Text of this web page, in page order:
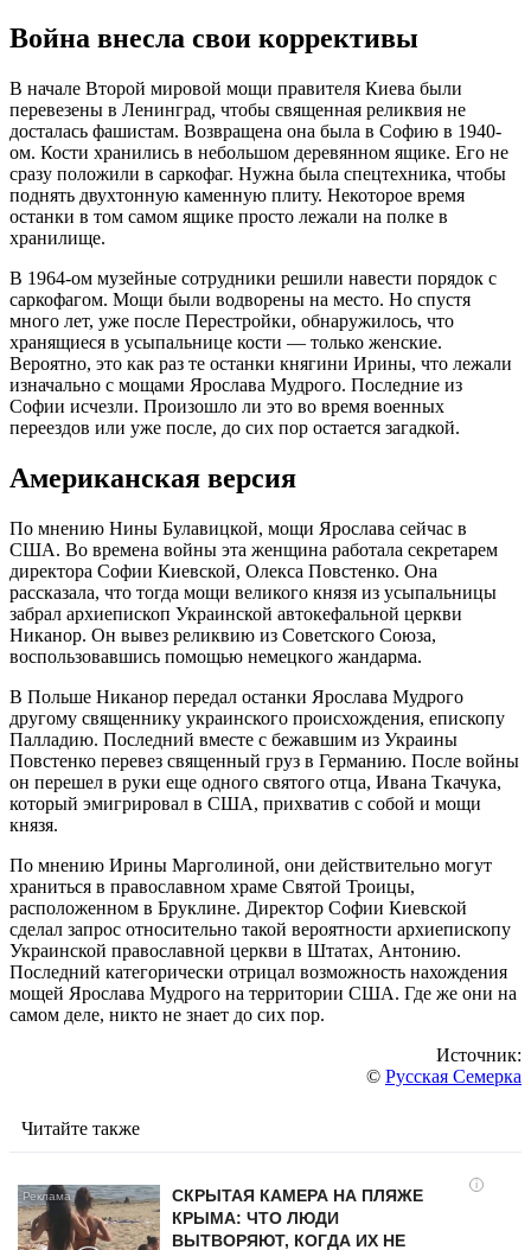
Война внесла свои коррективы
В начале Второй мировой мощи правителя Киева были
перевезены в Ленинград, чтобы священная реликвия не
досталась фашистам. Возвращена она была в Софию в 1940-
ом. Кости хранились в небольшом деревянном ящике. Его не
сразу положили в саркофаг. Нужна была спецтехника, чтобы
поднять двухтонную каменную плиту. Некоторое время
останки в том самом ящике просто лежали на полке в
хранилище.
В 1964-ом музейные сотрудники решили навести порядок с
саркофагом. Мощи были водворены на место. Но спустя
много лет, уже после Перестройки, обнаружилось, что
хранящиеся в усыпальнице кости — только женские.
Вероятно, это как раз те останки княгини Ирины, что лежали
изначально с мощами Ярослава Мудрого. Последние из
Софии исчезли. Произошло ли это во время военных
переездов или уже после, до сих пор остается загадкой.
Американская версия
По мнению Нины Булавицкой, мощи Ярослава сейчас в
США. Во времена войны эта женщина работала секретарем
директора Софии Киевской, Олекса Повстенко. Она
рассказала, что тогда мощи великого князя из усыпальницы
забрал архиепископ Украинской автокефальной церкви
Никанор. Он вывез реликвию из Советского Союза,
воспользовавшись помощью немецкого жандарма.
В Польше Никанор передал останки Ярослава Мудрого
другому священнику украинского происхождения, епископу
Палладию. Последний вместе с бежавшим из Украины
Повстенко перевез священный груз в Германию. После войны
он перешел в руки еще одного святого отца, Ивана Ткачука,
который эмигрировал в США, прихватив с собой и мощи
князя.
По мнению Ирины Марголиной, они действительно могут
храниться в православном храме Святой Троицы,
расположенном в Бруклине. Директор Софии Киевской
сделал запрос относительно такой вероятности архиепископу
Украинской православной церкви в Штатах, Антонию.
Последний категорически отрицал возможность нахождения
мощей Ярослава Мудрого на территории США. Где же они на
самом деле, никто не знает до сих пор.
Источник:
© Русская Семерка
Читайте также
i
СКРЫТАЯ КАМЕРА НА ПЛЯЖЕ
КРЫМА: ЧТО ЛЮДИ
ВЫТВОРЯЮТ, КОГДА ИХ НЕ